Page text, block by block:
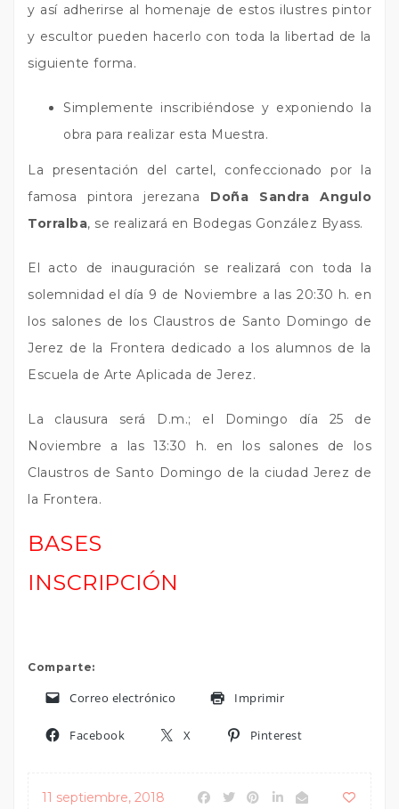
y así adherirse al homenaje de estos ilustres pintor
y escultor pueden hacerlo con toda la libertad de la
siguiente forma.
Simplemente inscribiéndose y exponiendo la
obra para realizar esta Muestra.
La presentación del cartel, confeccionado por la
famosa pintora jerezana Doña Sandra Angulo
Torralba, se realizará en Bodegas González Byass.
El acto de inauguración se realizará con toda la
solemnidad el día 9 de Noviembre a las 20:30 h. en
los salones de los Claustros de Santo Domingo de
Jerez de la Frontera dedicado a los alumnos de la
Escuela de Arte Aplicada de Jerez.
La clausura será D.m.; el Domingo día 25 de
Noviembre a las 13:30 h. en los salones de los
Claustros de Santo Domingo de la ciudad Jerez de
la Frontera.
BASES
INSCRIPCIÓN
Comparte:
Correo electrónico Imprimir
Facebook X Pinterest
11 septiembre, 2018